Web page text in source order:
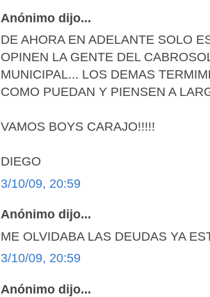
Anónimo dijo...
DE AHORA EN ADELANTE SOLO
OPINEN LA GENTE DEL
MUNICIPAL... LOS DEMAS
COMO PUEDAN Y PIENSEN A
VAMOS BOYS CARAJO!!!!!
DIEGO
3/10/09, 20:59
Anónimo dijo...
ME OLVIDABA LAS DEUDAS YA
3/10/09, 20:59
Anónimo dijo...